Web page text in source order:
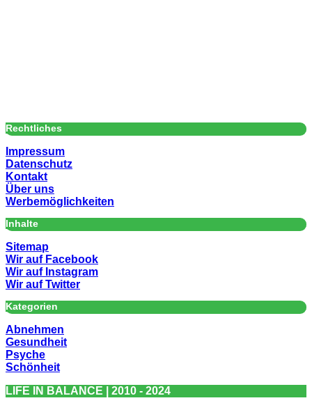
Rechtliches
Impressum
Datenschutz
Kontakt
Über uns
Werbemöglichkeiten
Inhalte
Sitemap
Wir auf Facebook
Wir auf Instagram
Wir auf Twitter
Kategorien
Abnehmen
Gesundheit
Psyche
Schönheit
LIFE IN BALANCE | 2010 - 2024